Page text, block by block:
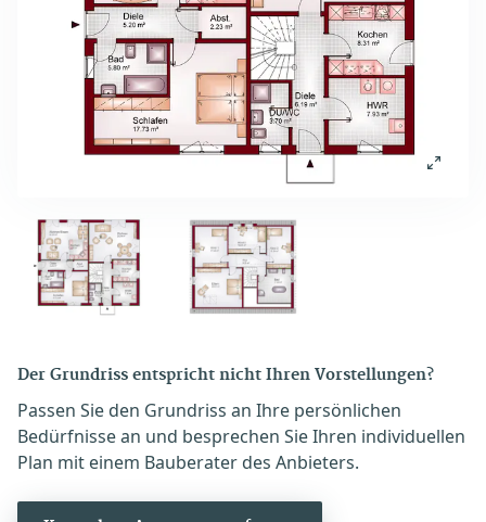
Der Grundriss entspricht nicht Ihren Vorstellungen?
Passen Sie den Grundriss an Ihre persönlichen
Bedürfnisse an und besprechen Sie Ihren individuellen
Plan mit einem Bauberater des Anbieters.